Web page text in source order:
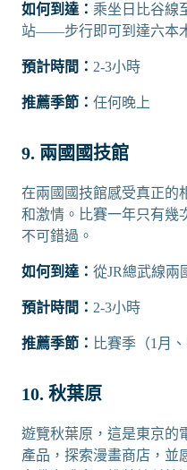
如何到達： 乘坐日比谷線
站——步行即可到達六本
預計時間： 2-3小時
推薦季節： 任何晚上
9. 兩國國技館
在兩國國技館感受真正的
和激情。比賽一年只有幾
不可錯過。
如何到達： 從JR總武線兩
預計時間： 2-3小時
推薦季節： 比賽季（1月、
10. 秋葉原
遊覽秋葉原，這是東京的
產品，探索漫畫商店，並